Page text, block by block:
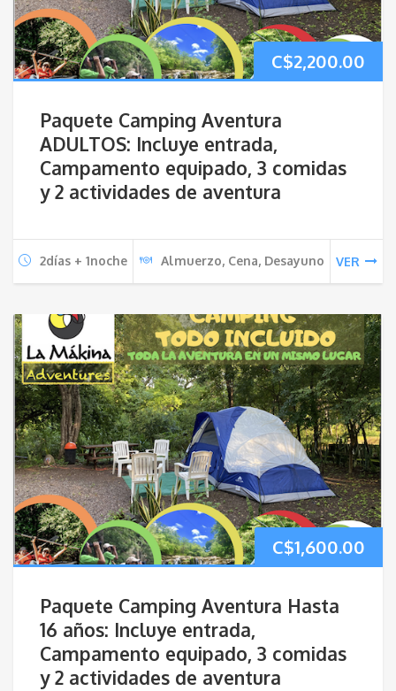
C$2,200.00
Paquete Camping Aventura
ADULTOS: Incluye entrada,
Campamento equipado, 3 comidas
y 2 actividades de aventura
2días + 1noche Almuerzo, Cena, Desayuno VER
C$1,600.00
Paquete Camping Aventura Hasta
16 años: Incluye entrada,
Campamento equipado, 3 comidas
y 2 actividades de aventura